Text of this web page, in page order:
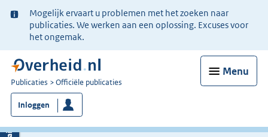
Ter
informatie:
Mogelijk ervaart u problemen met het zoeken naar
publicaties. We werken aan een oplossing. Excuses voor
het ongemak.
Menu
U
bent
nu
hier:
Publicaties Officiële publicaties
Inloggen